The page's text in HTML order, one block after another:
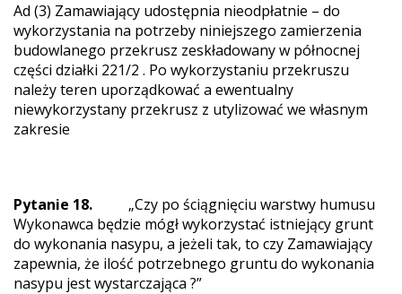
Ad (3) Zamawiający udostępnia nieodpłatnie – do
wykorzystania na potrzeby niniejszego zamierzenia
budowlanego przekrusz zeskładowany w północnej
części działki 221/2 . Po wykorzystaniu przekruszu
należy teren uporządkować a ewentualny
niewykorzystany przekrusz z utylizować we własnym
zakresie
Pytanie 18. „Czy po ściągnięciu warstwy humusu
Wykonawca będzie mógł wykorzystać istniejący grunt
do wykonania nasypu, a jeżeli tak, to czy Zamawiający
zapewnia, że ilość potrzebnego gruntu do wykonania
nasypu jest wystarczająca ?”